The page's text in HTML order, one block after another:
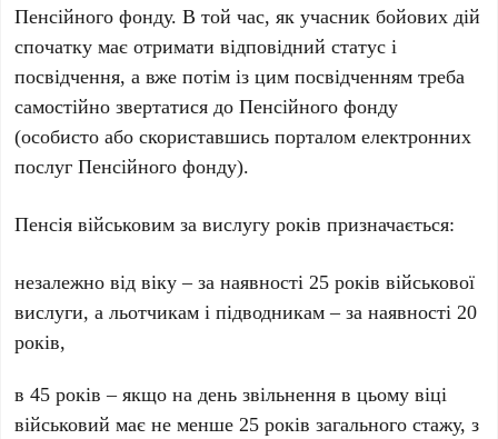
Пенсійного фонду. В той час, як учасник бойових дій
спочатку має отримати відповідний статус і
посвідчення, а вже потім із цим посвідченням треба
самостійно звертатися до Пенсійного фонду
(особисто або скориставшись порталом електронних
послуг Пенсійного фонду).
Пенсія військовим за вислугу років призначається:
незалежно від віку – за наявності 25 років військової
вислуги, а льотчикам і підводникам – за наявності 20
років,
в 45 років – якщо на день звільнення в цьому віці
військовий має не менше 25 років загального стажу, з